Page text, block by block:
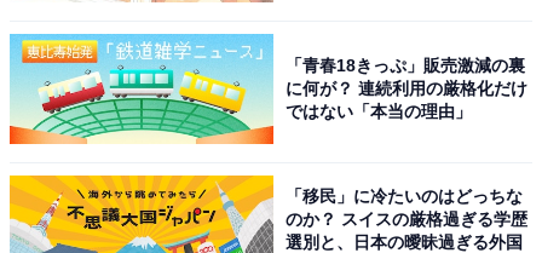
・「美しい」の類語（12）壮麗
規模が大きくて立派で美しいさまを表します。
・「美しい」の類語（13）秀麗
他より整っていて優れて美しいさまを表します。
「青春18きっぷ」販売激減の裏
に何が？ 連続利用の厳格化だけ
ではない「本当の理由」
「移民」に冷たいのはどっちな
のか？ スイスの厳格過ぎる学歴
選別と、日本の曖昧過ぎる外国